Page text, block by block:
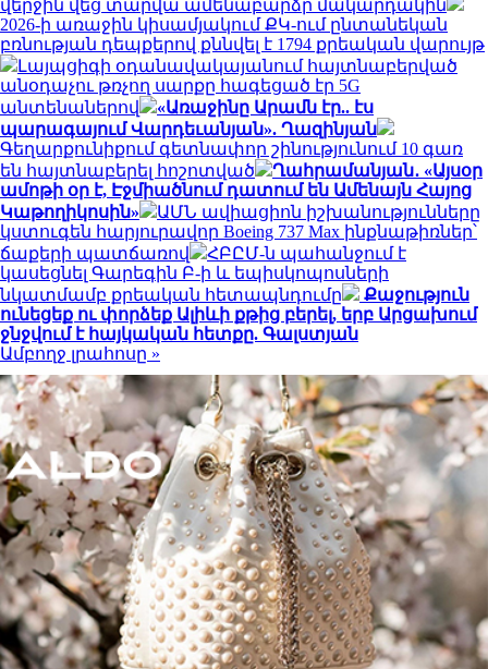
վերջին վեց տարվա ամենաբարձր մակարդակին
2026-ի առաջին կիսամյակում ՔԿ-ում ընտանեկան
բռնության դեպքերով քննվել է 1794 քրեական վարույթ
Լայպցիգի օդանավակայանում հայտնաբերված
անօդաչու թռչող սարքը հագեցած էր 5G
անտենաներով
«Առաջինը Արամն էր.. էս
պարագայում Վարդեւանյան». Ղազինյան
Գեղարքունիքում գետնափոր շինությունում 10 գառ
են հայտնաբերել հոշոտված
Ղահրամանյան․ «Այսօր
ամոթի օր է, Էջմիածնում դատում են Ամենայն Հայոց
Կաթողիկոսին»
ԱՄՆ ավիացիոն իշխանությունները
կստուգեն հարյուրավոր Boeing 737 Max ինքնաթիռներ՝
ճաքերի պատճառով
ՀԲԸՄ-ն պահանջում է
կասեցնել Գարեգին Բ-ի և եպիսկոպոսների
նկատմամբ քրեական հետապնդումը
Քաջություն
ունեցեք ու փորձեք Ալիևի քթից բերել, երբ Արցախում
ջնջվում է հայկական հետքը. Գալստյան
Ամբողջ լրահոսը »